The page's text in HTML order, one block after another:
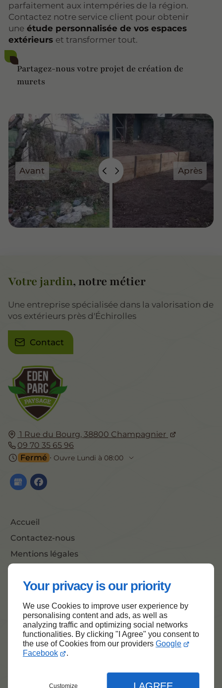
Your privacy is our priority
We use Cookies to improve user experience by
personalising content and ads, as well as
analyzing traffic and optimizing social networks
functionalities. By clicking "I Agree" you consent to
the use of Cookies from our providers Google
Facebook
.
Customize
parfaitement aux intempéries de la région.
Contactez notre service client pour obtenir
une étude personnalisée de vos espaces
extérieurs et transformer tout.
Partagez-nous votre projet de création de
murets
Avant Après
1 Rue du Bourg,38800 Champagnier
09 70 35 65 96
Fermé ⋅ Ouvre Lundi à 08:00
Accueil
Contactez-nous
Mentions légales
Votre jardin, notre métier
Une entreprise spécialisée dans la valorisation de
vos extérieurs près d'Échirolles
Contact
Haut de page